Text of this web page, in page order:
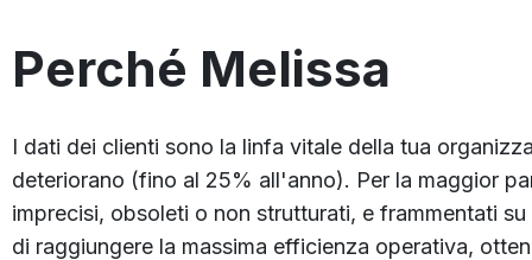
Perché Melissa
I dati dei clienti sono la linfa vitale della tua
deteriorano (fino al 25% all'anno). Per la maggior
imprecisi, obsoleti o non strutturati, e frammentati
di raggiungere la massima efficienza operativa,